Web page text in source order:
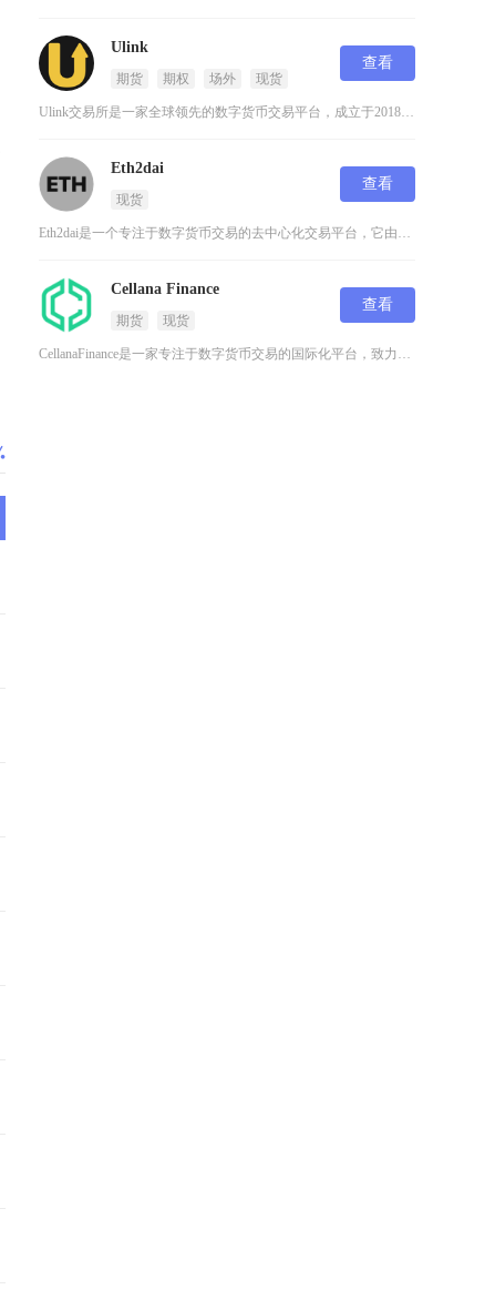
Ulink
期货 期权 场外 现货
查看
Ulink交易所是一家全球领先的数字货币交易平台，成立于2018年，总部位于新加坡。自成立
Eth2dai
现货
查看
Eth2dai是一个专注于数字货币交易的去中心化交易平台，它由MakerDAO团队创建，主
Cellana Finance
期货 现货
查看
CellanaFinance是一家专注于数字货币交易的国际化平台，致力于为用户提供安全、高